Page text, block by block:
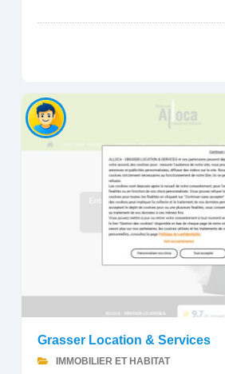
Grasser Location & Services
IMMOBILIER ET HABITAT